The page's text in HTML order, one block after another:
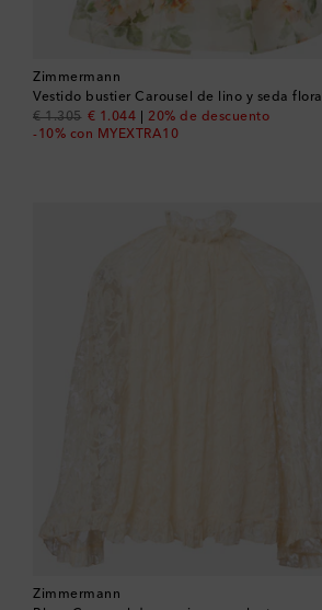
Zimmermann
Vestido bustier Carousel de lino y seda floral
€ 1.305
original price
€ 1.044
discount price20% de descuento
-10% con MYEXTRA10
Zimmermann